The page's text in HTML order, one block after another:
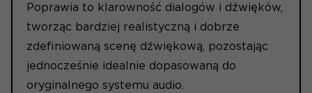
Poprawia to klarowność dialogów i dźwięków,
tworząc bardziej realistyczną i dobrze
zdefiniowaną scenę dźwiękową, pozostając
jednocześnie idealnie dopasowaną do
oryginalnego systemu audio.